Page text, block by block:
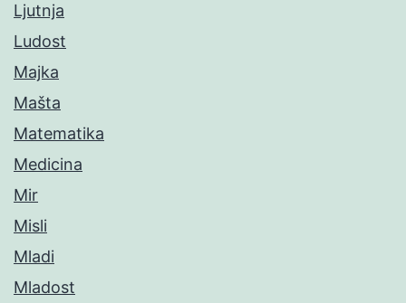
Ljutnja
Ludost
Majka
Mašta
Matematika
Medicina
Mir
Misli
Mladi
Mladost